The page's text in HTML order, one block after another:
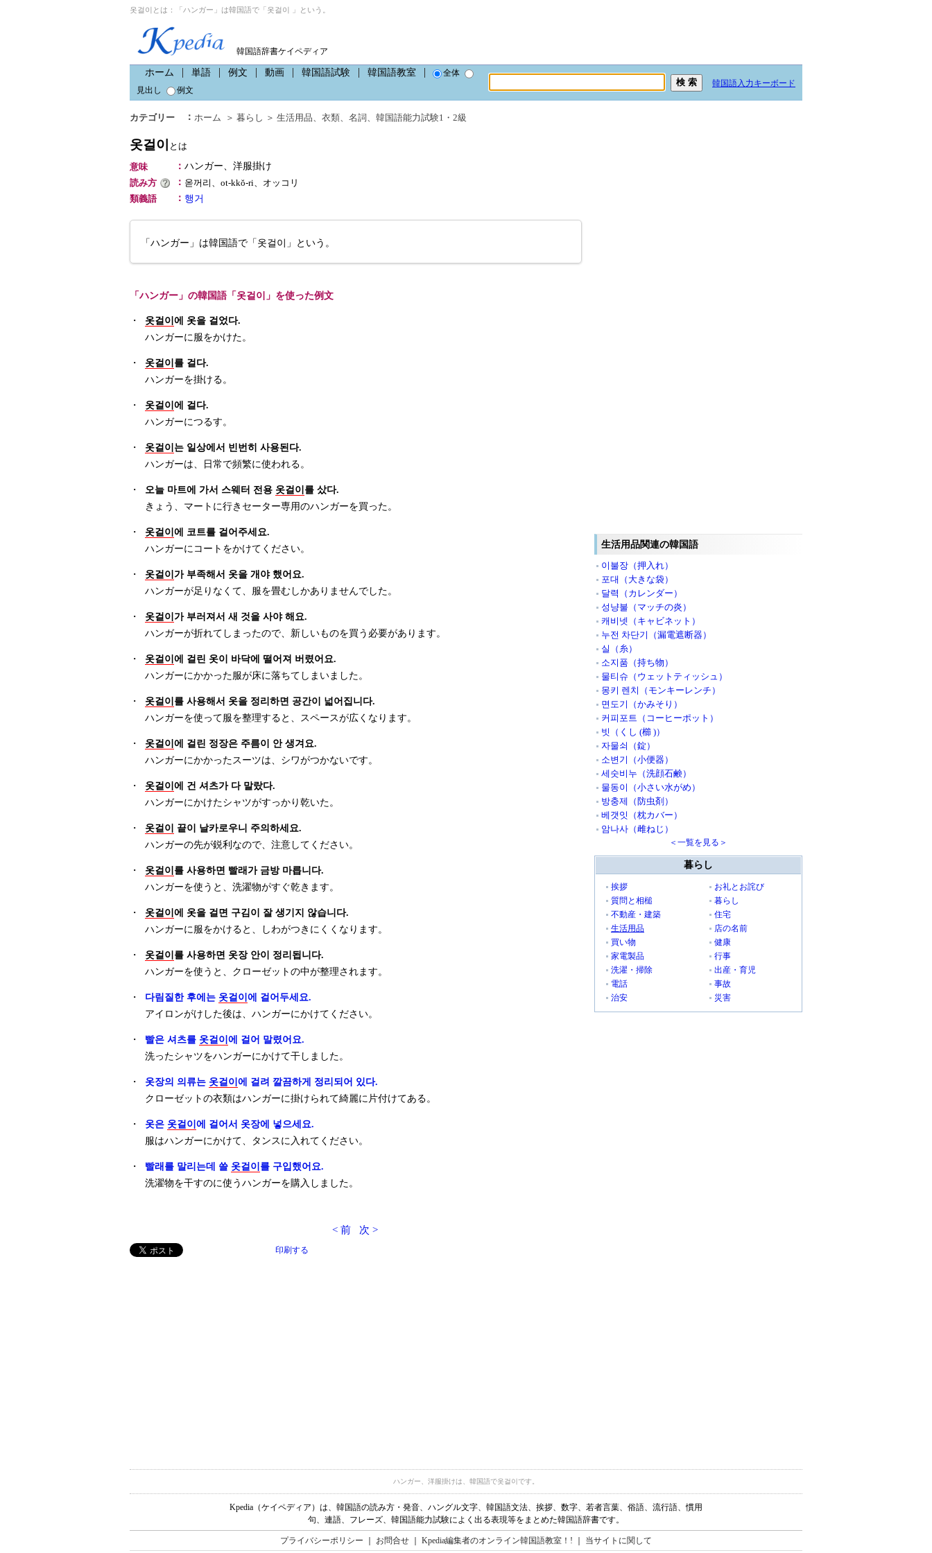
옷걸이とは：「ハンガー」は韓国語で「옷걸이 」という。
韓国語辞書ケイペディア
ホーム 単語 例文 動画 韓国語試験 韓国語教室
全体
見出し
例文
韓国語入力キーボード
カテゴリー ： ホーム ＞ 暮らし ＞ 生活用品、 衣類、 名詞 、 韓国語能力試験1・2級
옷걸이 とは
意味
： ハンガー、洋服掛け
読み方
： 옫꺼리、ot-kkŏ-ri、オッコリ
類義語
： 행거
「ハンガー」は韓国語で「옷걸이」という。
「ハンガー」の韓国語「옷걸이」を使った例文
・ 옷걸이 에 옷을 걸었다.
ハンガーに服をかけた。
・ 옷걸이 를 걸다.
ハンガーを掛ける。
・ 옷걸이 에 걸다.
ハンガーにつるす。
・ 옷걸이 는 일상에서 빈번히 사용된다.
ハンガーは、日常で頻繁に使われる。
・ 오늘 마트에 가서 스웨터 전용 옷걸이 를 샀다.
きょう、マートに行きセーター専用のハンガーを買った。
・ 옷걸이 에 코트를 걸어주세요.
ハンガーにコートをかけてください。
・ 옷걸이 가 부족해서 옷을 개야 했어요.
ハンガーが足りなくて、服を畳むしかありませんでした。
・ 옷걸이 가 부러져서 새 것을 사야 해요.
ハンガーが折れてしまったので、新しいものを買う必要があります。
・ 옷걸이 에 걸린 옷이 바닥에 떨어져 버렸어요.
ハンガーにかかった服が床に落ちてしまいました。
・ 옷걸이 를 사용해서 옷을 정리하면 공간이 넓어집니다.
ハンガーを使って服を整理すると、スペースが広くなります。
・ 옷걸이 에 걸린 정장은 주름이 안 생겨요.
ハンガーにかかったスーツは、シワがつかないです。
・ 옷걸이 에 건 셔츠가 다 말랐다.
ハンガーにかけたシャツがすっかり乾いた。
・ 옷걸이
끝이 날카로우니 주의하세요.
ハンガーの先が鋭利なので、注意してください。
・ 옷걸이 를 사용하면 빨래가 금방 마릅니다.
ハンガーを使うと、洗濯物がすぐ乾きます。
・ 옷걸이 에 옷을 걸면 구김이 잘 생기지 않습니다.
ハンガーに服をかけると、しわがつきにくくなります。
・ 옷걸이 를 사용하면 옷장 안이 정리됩니다.
ハンガーを使うと、クローゼットの中が整理されます。
・ 다림질한 후에는 옷걸이 에 걸어두세요.
アイロンがけした後は、ハンガーにかけてください。
・ 빨은 셔츠를 옷걸이 에 걸어 말렸어요.
洗ったシャツをハンガーにかけて干しました。
・ 옷장의 의류는 옷걸이 에 걸려 깔끔하게 정리되어 있다.
クローゼットの衣類はハンガーに掛けられて綺麗に片付けてある。
・ 옷은 옷걸이 에 걸어서 옷장에 넣으세요.
服はハンガーにかけて、タンスに入れてください。
・ 빨래를 말리는데 쓸 옷걸이 를 구입했어요.
洗濯物を干すのに使うハンガーを購入しました。
< 前 次 >
印刷する
生活用品関連の韓国語
이불장（押入れ）
포대（大きな袋）
달력（カレンダー）
성냥불（マッチの炎）
캐비넷（キャビネット）
누전 차단기（漏電遮断器）
실（糸）
소지품（持ち物）
물티슈（ウェットティッシュ）
몽키 렌치（モンキーレンチ）
면도기（かみそり）
커피포트（コーヒーポット）
빗（くし (櫛 )）
자물쇠（錠）
소변기（小便器）
세숫비누（洗顔石鹸）
물동이（小さい水がめ）
방충제（防虫剤）
베갯잇（枕カバー）
암나사（雌ねじ）
＜一覧を見る＞
暮らし
挨拶
お礼とお詫び
質問と相槌
暮らし
不動産・建築
住宅
生活用品
店の名前
買い物
健康
家電製品
行事
洗濯・掃除
出産・育児
電話
事故
治安
災害
ハンガー、洋服掛けは、韓国語で옷걸이です。
Kpedia（ケイペディア）は、韓国語の読み方・発音、ハングル文字、韓国語文法、挨拶、数字、若者言葉、俗語、流行語、慣用
句、連語、フレーズ、韓国語能力試験によく出る表現等をまとめた韓国語辞書です。
プライバシーポリシー お問合せ Kpedia編集者のオンライン韓国語教室！! 当サイトに関して